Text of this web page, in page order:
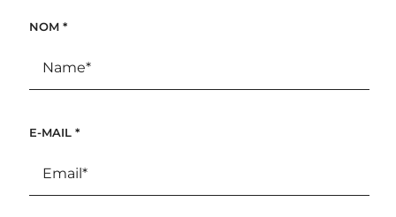
NOM *
E-MAIL *